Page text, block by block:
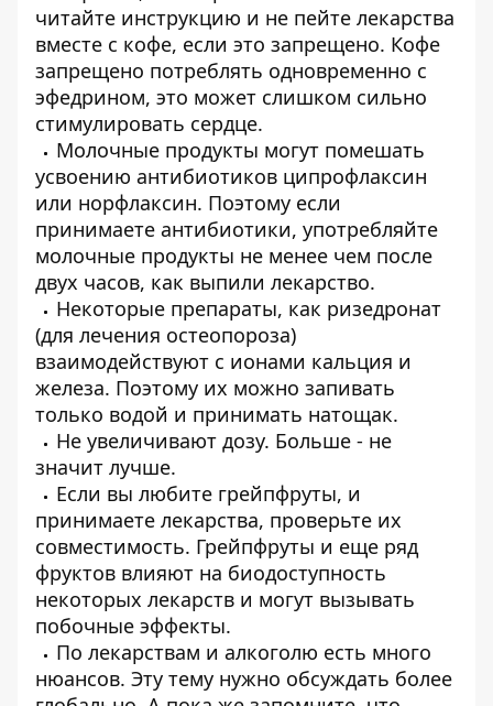
читайте инструкцию и не пейте лекарства
вместе с кофе, если это запрещено. Кофе
запрещено потреблять одновременно с
эфедрином, это может слишком сильно
стимулировать сердце.
Молочные продукты могут помешать
усвоению антибиотиков ципрофлаксин
или норфлаксин. Поэтому если
принимаете антибиотики, употребляйте
молочные продукты не менее чем после
двух часов, как выпили лекарство.
Некоторые препараты, как ризедронат
(для лечения остеопороза)
взаимодействуют с ионами кальция и
железа. Поэтому их можно запивать
только водой и принимать натощак.
Не увеличивают дозу. Больше - не
значит лучше.
Если вы любите грейпфруты, и
принимаете лекарства, проверьте их
совместимость. Грейпфруты и еще ряд
фруктов влияют на биодоступность
некоторых лекарств и могут вызывать
побочные эффекты.
По лекарствам и алкоголю есть много
нюансов. Эту тему нужно обсуждать более